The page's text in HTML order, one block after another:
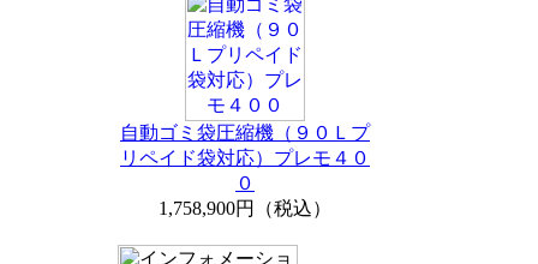
自動ゴミ袋圧縮機（９０Ｌプ
リペイド袋対応）プレモ４０
０
1,758,900円（税込）